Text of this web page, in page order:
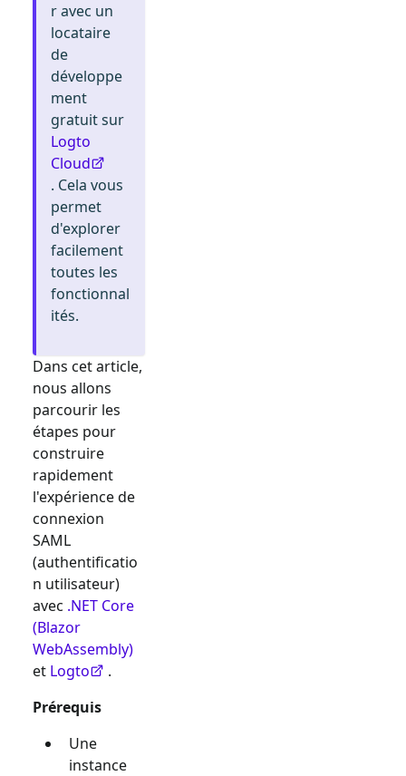
r avec un
locataire
de
développe
ment
gratuit sur
Logto
Cloud
. Cela vous
permet
d'explorer
facilement
toutes les
fonctionnal
ités.
Dans cet article,
nous allons
parcourir les
étapes pour
construire
rapidement
l'expérience de
connexion
SAML
(authentificatio
n utilisateur)
avec .NET Core
(Blazor
WebAssembly)
et Logto
.
Prérequis
Une
instance